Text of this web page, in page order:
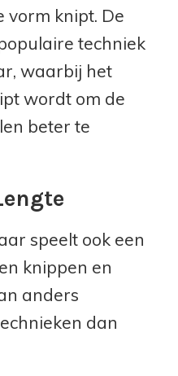
vorm knipt. De
techniek
waarbij het
wordt om de
beter te
speelt ook een
knippen en
anders
dan